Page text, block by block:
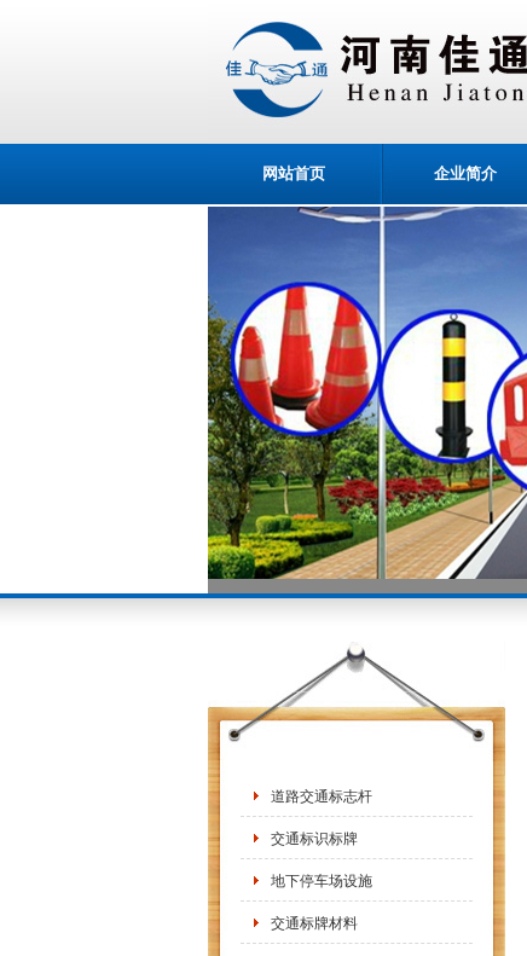
网站首页 企业简介
道路交通标志杆
交通标识标牌
地下停车场设施
交通标牌材料